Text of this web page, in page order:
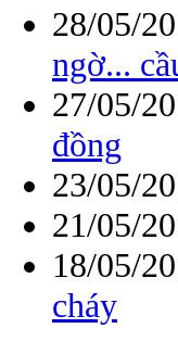
28/05/
ngờ...
27/05/
đồng
23/05/
21/05/
18/05/
cháy